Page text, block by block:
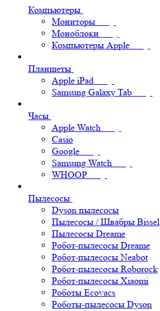
Компьютеры
Мониторы
Моноблоки
Компьютеры Apple
Планшеты
Apple iPad
Samsung Galaxy Tab
Часы
Apple Watch
Casio
Google
Samsung Watch
WHOOP
Пылесосы
Dyson пылесосы
Пылесосы / Швабры Bissel
Пылесосы Dreame
Робот-пылесосы Dreame
Робот-пылесосы Neabot
Робот-пылесосы Roborock
Робот-пылесосы Xiaomi
Роботы Ecovacs
Роботы-пылесосы Dyson